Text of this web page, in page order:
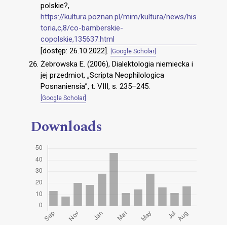
polskie?,
https://kultura.poznan.pl/mim/kultura/news/his
toria,c,8/co-bamberskie-
copolskie,135637.html
[dostęp: 26.10.2022].
[Google Scholar]
Żebrowska E. (2006), Dialektologia niemiecka i
jej przedmiot, „Scripta Neophilologica
Posnaniensia”, t. VIII, s. 235–245.
[Google Scholar]
Downloads